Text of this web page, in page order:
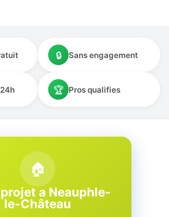
🔒 Sans engagement
🏆 Pros qualifies
🏠
a Neauphle-
le-Château